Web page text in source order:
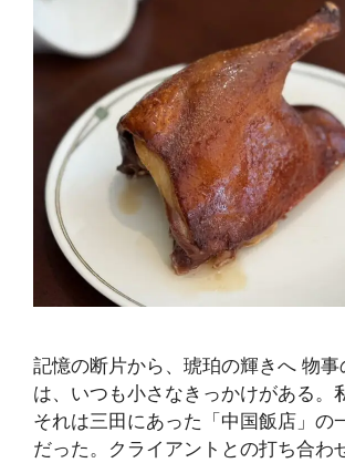
記憶の断片から、琥珀の輝きへ 物事
は、いつも小さなきっかけがある。
それは三田にあった「中国飯店」の
だった。クライアントとの打ち合わ